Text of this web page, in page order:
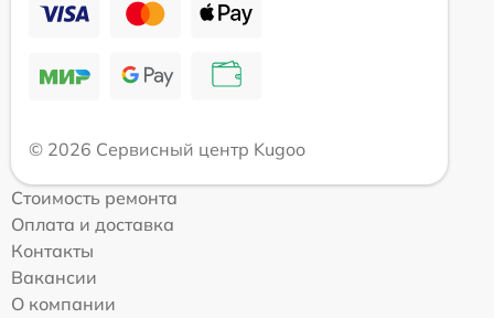
© 2026 Сервисный центр Kugoo
Стоимость ремонта
Оплата и доставка
Контакты
Вакансии
О компании